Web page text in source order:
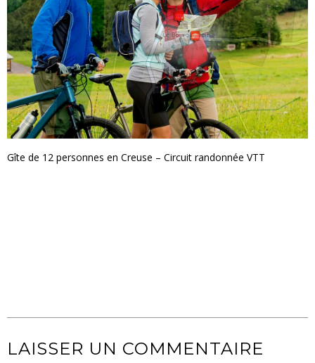
Gîte de 12 personnes en Creuse – Circuit randonnée VTT
LAISSER UN COMMENTAIRE